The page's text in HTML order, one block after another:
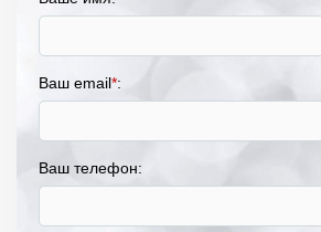
Ваш email*:
Ваш телефон: